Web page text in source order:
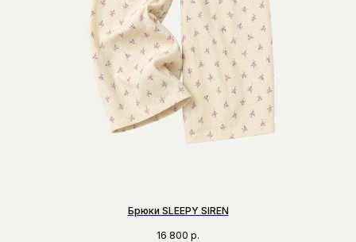
Брюки SLEEPY SIREN
16 800 р.